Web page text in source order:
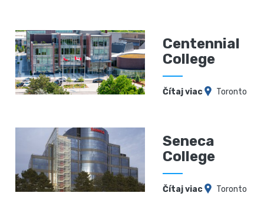
Centennial
College
Čítaj viac Toronto
Seneca
College
Čítaj viac Toronto